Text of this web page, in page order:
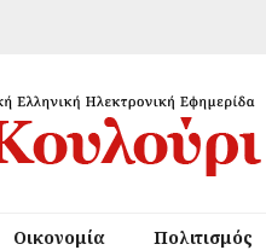
Οικονομία Πολιτισμός